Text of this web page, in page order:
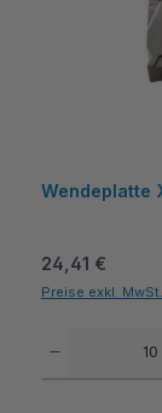
Wendeplatte
Regulärer Preis:
24,41 €
Preise exkl.